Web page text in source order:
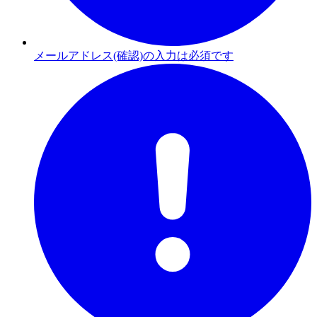
メールアドレス(確認)の入力は必須です